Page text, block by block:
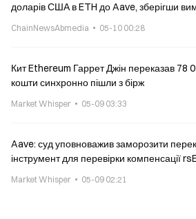
доларів США в ETH до Aave, зберігши
ChainNewsAbmedia 05-10 00:28
Кит Ethereum Гаррет Джін переказав 78
кошти синхронно пішли з бірж
Market Whisper 05-09 03:33
Aave: суд уповноважив заморозити
інструмент для перевірки компенсації
Market Whisper 05-09 02:21